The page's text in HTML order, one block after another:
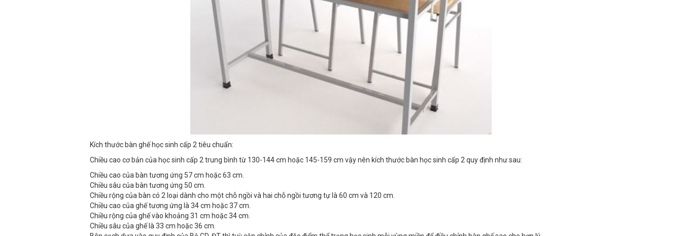
Kích thước bàn ghế học sinh cấp 2 tiêu chuẩn:
Chiều cao cơ bản của học sinh cấp 2 trung bình từ 130-144 cm hoặc 145-159 cm vậy nên kích thước bàn học sinh cấp 2 quy định như sau:
Chiều cao của bàn tương ứng 57 cm hoặc 63 cm.
Chiều sâu của bàn tương ứng 50 cm.
Chiều rộng của bàn có 2 loại dành cho một chỗ ngồi và hai chỗ ngồi tương tự là 60 cm và 120 cm.
Chiều cao của ghế tương ứng là 34 cm hoặc 37 cm.
Chiều rộng của ghế vào khoảng 31 cm hoặc 34 cm.
Chiều sâu của ghế là 33 cm hoặc 36 cm.